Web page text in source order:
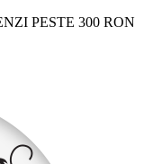
PESTE 300 RON